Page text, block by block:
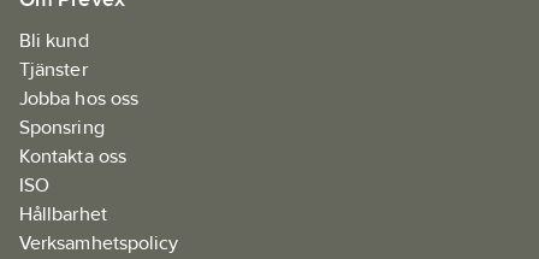
Bli kund
Tjänster
Jobba hos oss
Sponsring
Kontakta oss
ISO
Hållbarhet
Verksamhetspolicy